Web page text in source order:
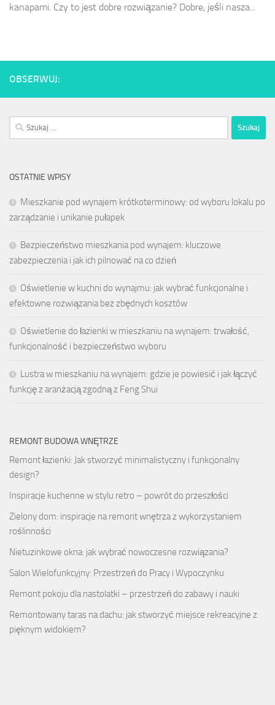
kanapami. Czy to jest dobre rozwiązanie? Dobre, jeśli nasza...
OBSERWUJ:
Szukaj:
OSTATNIE WPISY
Mieszkanie pod wynajem krótkoterminowy: od wyboru lokalu po
zarządzanie i unikanie pułapek
Bezpieczeństwo mieszkania pod wynajem: kluczowe
zabezpieczenia i jak ich pilnować na co dzień
Oświetlenie w kuchni do wynajmu: jak wybrać funkcjonalne i
efektowne rozwiązania bez zbędnych kosztów
Oświetlenie do łazienki w mieszkaniu na wynajem: trwałość,
funkcjonalność i bezpieczeństwo wyboru
Lustra w mieszkaniu na wynajem: gdzie je powiesić i jak łączyć
funkcję z aranżacją zgodną z Feng Shui
REMONT BUDOWA WNĘTRZE
Remont łazienki: Jak stworzyć minimalistyczny i funkcjonalny
design?
Inspiracje kuchenne w stylu retro – powrót do przeszłości
Zielony dom: inspiracje na remont wnętrza z wykorzystaniem
roślinności
Nietuzinkowe okna: jak wybrać nowoczesne rozwiązania?
Salon Wielofunkcyjny: Przestrzeń do Pracy i Wypoczynku
Remont pokoju dla nastolatki – przestrzeń do zabawy i nauki
Remontowany taras na dachu: jak stworzyć miejsce rekreacyjne z
pięknym widokiem?